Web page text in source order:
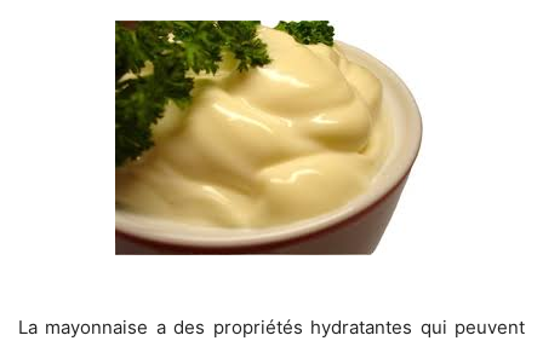
La mayonnaise a des propriétés hydratantes qui peuvent